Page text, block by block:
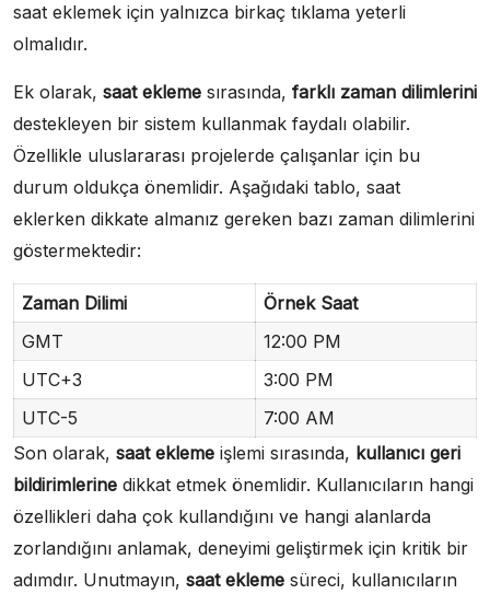
saat eklemek için yalnızca birkaç tıklama yeterli
olmalıdır.
Ek olarak, saat ekleme sırasında, farklı zaman dilimlerini
destekleyen bir sistem kullanmak faydalı olabilir.
Özellikle uluslararası projelerde çalışanlar için bu
durum oldukça önemlidir. Aşağıdaki tablo, saat
eklerken dikkate almanız gereken bazı zaman dilimlerini
göstermektedir:
Zaman Dilimi
Örnek Saat
GMT
12:00 PM
UTC+3
3:00 PM
UTC-5
7:00 AM
Son olarak, saat ekleme işlemi sırasında, kullanıcı geri
bildirimlerine dikkat etmek önemlidir. Kullanıcıların hangi
özellikleri daha çok kullandığını ve hangi alanlarda
zorlandığını anlamak, deneyimi geliştirmek için kritik bir
adımdır. Unutmayın, saat ekleme süreci, kullanıcıların